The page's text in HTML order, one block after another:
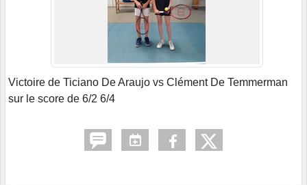
Victoire de Ticiano De Araujo vs Clément De Temmerman
sur le score de 6/2 6/4